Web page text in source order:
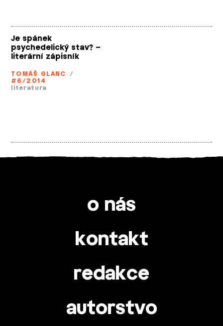
Je spánek
psychedelický stav? –
literární zápisník
TOMÁŠ GLANC /
#6/2014
literatura
o nás
kontakt
redakce
autorstvo